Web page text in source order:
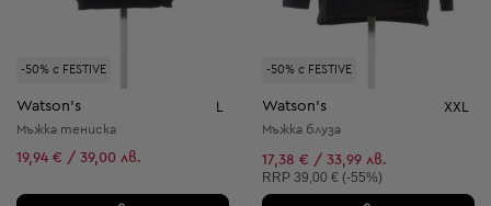
-50% с FESTIVE
Watson's L
Мъжка тениска
19,94 € / 39,00 лв.
-50% с FESTIVE
Watson's XXL
Мъжка блуза
17,38 € / 33,99 лв.
Препоръчителна цена:
RRP 39,00 € (-55%)